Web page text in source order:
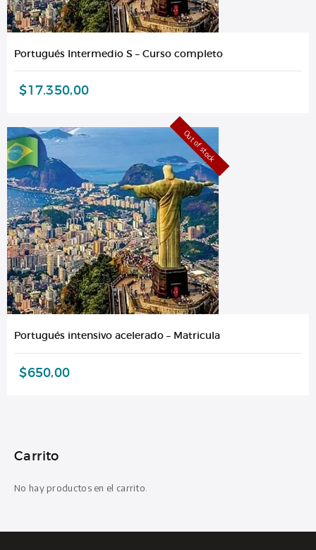
Portugués Intermedio S – Curso completo
$17.350,00
Out of stock
Portugués intensivo acelerado – Matricula
$650,00
Carrito
No hay productos en el carrito.